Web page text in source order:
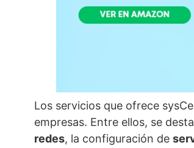
Los servicios que ofrece
empresas. Entre ellos, se
redes, la configuración de